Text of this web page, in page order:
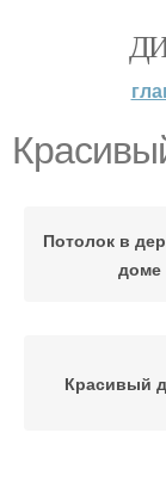
Потолок в
доме
Красивый